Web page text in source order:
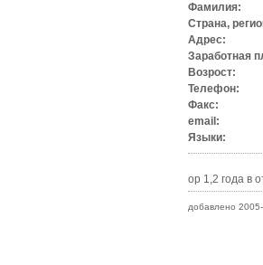
Фамилия:
Страна,
Адрес:
Заработная
Возрост:
Телефон:
Факс:
email:
Языки:
ор 1,2 года в
добавлено